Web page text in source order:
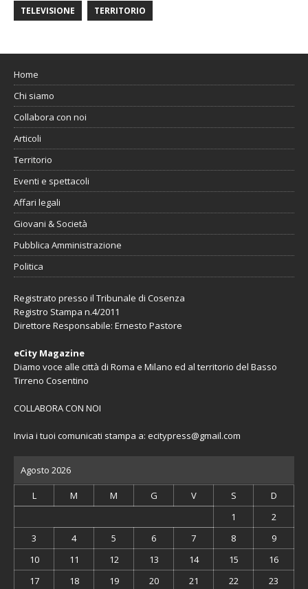
TELEVISIONE TERRITORIO
Home
Chi siamo
Collabora con noi
Articoli
Territorio
Eventi e spettacoli
Affari legali
Giovani & Società
Pubblica Amministrazione
Politica
Registrato presso il Tribunale di Cosenza
Registro Stampa n.4/2011
Direttore Responsabile: Ernesto Pastore
eCity Magazine
Diamo voce alle città di Roma e Milano ed al territorio del Basso
Tirreno Cosentino
COLLABORA CON NOI
Invia i tuoi comunicati stampa a: ecitypress@gmail.com
Agosto 2026
L M M G V S
D
1
2
3
4 5 6 7 8
9
10
11 12 13 14 15
16
17
18 19 20 21 22 23